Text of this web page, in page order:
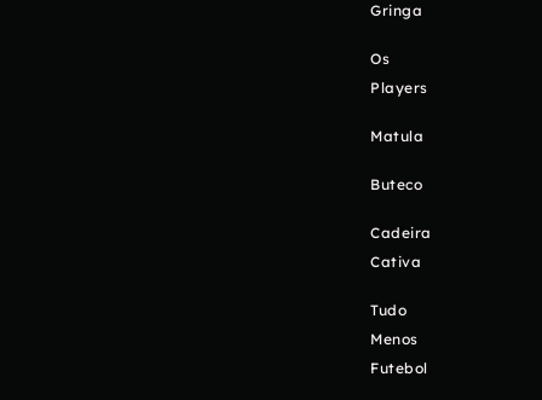
Gringa
Os
Players
Matula
Buteco
Cadeira
Cativa
Tudo
Menos
Futebol